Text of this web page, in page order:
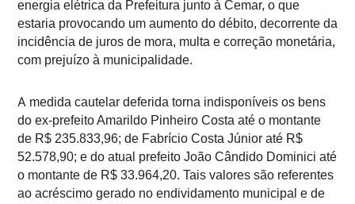
energia elétrica da Prefeitura junto à Cemar, o que
estaria provocando um aumento do débito, decorrente da
incidência de juros de mora, multa e correção monetária,
com prejuízo à municipalidade.
A medida cautelar deferida torna indisponíveis os bens
do ex-prefeito Amarildo Pinheiro Costa até o montante
de R$ 235.833,96; de Fabrício Costa Júnior até R$
52.578,90; e do atual prefeito João Cândido Dominici até
o montante de R$ 33.964,20. Tais valores são referentes
ao acréscimo gerado no endividamento municipal e de